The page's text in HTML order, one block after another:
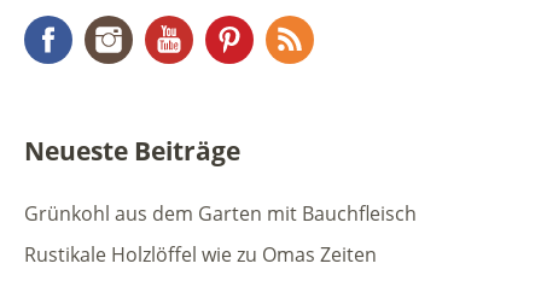
FacebookInstagramYouTubePinterest
Neueste Beiträge
Grünkohl aus dem Garten mit Bauchfleisch
Rustikale Holzlöffel wie zu Omas Zeiten